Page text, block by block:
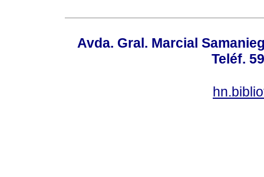
Avda. Gral. Marcial
Teléf.